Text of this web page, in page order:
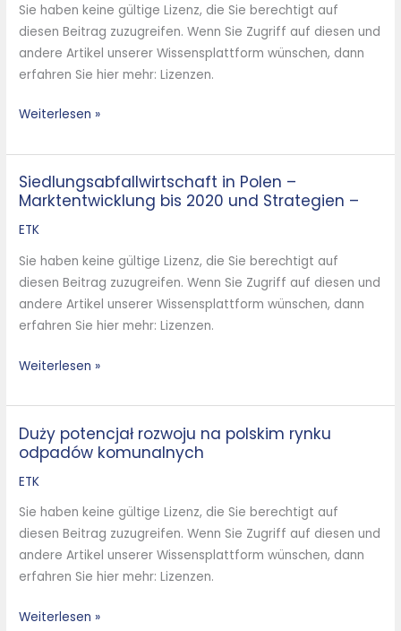
Sie haben keine gültige Lizenz, die Sie berechtigt auf
diesen Beitrag zuzugreifen. Wenn Sie Zugriff auf diesen und
andere Artikel unserer Wissensplattform wünschen, dann
erfahren Sie hier mehr: Lizenzen.
MVA-
Schlacken
Weiterlesen »
Siedlungsabfallwirtschaft in Polen –
Marktentwicklung bis 2020 und Strategien –
ETK
Sie haben keine gültige Lizenz, die Sie berechtigt auf
diesen Beitrag zuzugreifen. Wenn Sie Zugriff auf diesen und
andere Artikel unserer Wissensplattform wünschen, dann
erfahren Sie hier mehr: Lizenzen.
Siedlungsabfallwirtschaft
in
Polen
Marktentwicklung
bis
2020
und
Weiterlesen »
Duży potencjał rozwoju na polskim rynku
odpadów komunalnych
ETK
Sie haben keine gültige Lizenz, die Sie berechtigt auf
diesen Beitrag zuzugreifen. Wenn Sie Zugriff auf diesen und
andere Artikel unserer Wissensplattform wünschen, dann
erfahren Sie hier mehr: Lizenzen.
Duży
potencjał
rozwoju
polskim
rynku
odpadów
komunalnych
Weiterlesen »